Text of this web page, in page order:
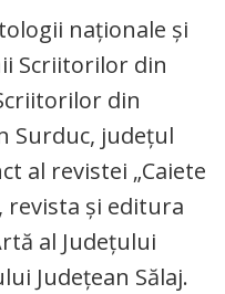
naţionale şi
Scriitorilor din
din
Surduc, județul
al revistei „Caiete
revista și editura
al Județului
Județean Sălaj.